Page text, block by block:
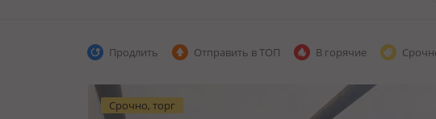
Продлить Отправить в ТОП В горячие
Срочно, торг